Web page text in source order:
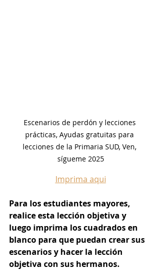
Escenarios de perdón y lecciones
prácticas, Ayudas gratuitas para
lecciones de la Primaria SUD, Ven,
sígueme 2025
Imprima aqui
Para los estudiantes mayores,
realice esta lección objetiva y
luego imprima los cuadrados en
blanco para que puedan crear sus
escenarios y hacer la lección
objetiva con sus hermanos.